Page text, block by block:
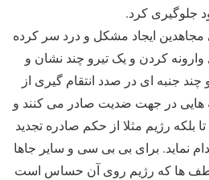
جلوگیری کرد.
ایجاد مشکل و درد سر کرده
کردن و یک تیرو چند نشان و
جنبه ای در صدد انتقام گیری از
هایی در جهت ضدیت صادر می کنند و
رژیم مثلا از حکم صادره تجدید
نماید. برای بی بی سی و سایر جاها
ها که رژیم روی آن حساس است